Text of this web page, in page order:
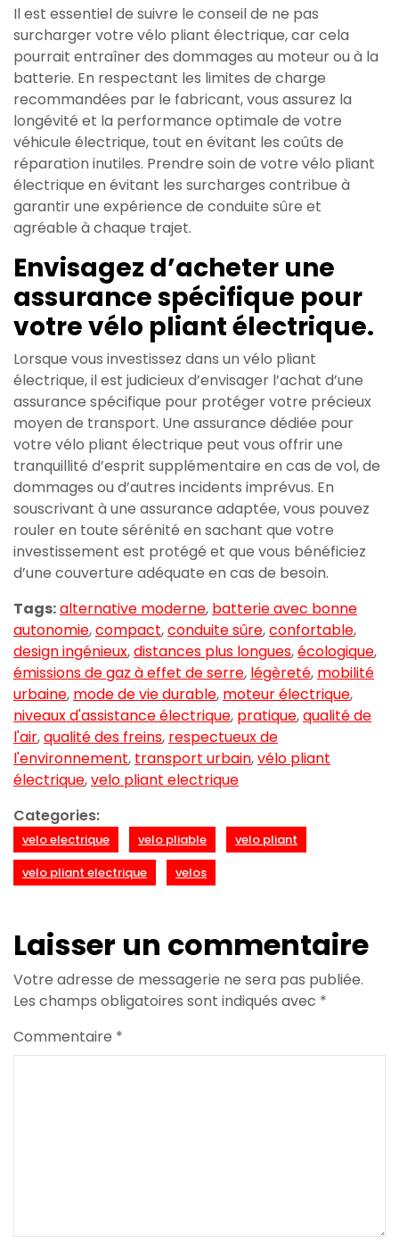
Il est essentiel de suivre le conseil de ne pas
surcharger votre vélo pliant électrique, car cela
pourrait entraîner des dommages au moteur ou à la
batterie. En respectant les limites de charge
recommandées par le fabricant, vous assurez la
longévité et la performance optimale de votre
véhicule électrique, tout en évitant les coûts de
réparation inutiles. Prendre soin de votre vélo pliant
électrique en évitant les surcharges contribue à
garantir une expérience de conduite sûre et
agréable à chaque trajet.
Envisagez d’acheter une
assurance spécifique pour
votre vélo pliant électrique.
Lorsque vous investissez dans un vélo pliant
électrique, il est judicieux d’envisager l’achat d’une
assurance spécifique pour protéger votre précieux
moyen de transport. Une assurance dédiée pour
votre vélo pliant électrique peut vous offrir une
tranquillité d’esprit supplémentaire en cas de vol, de
dommages ou d’autres incidents imprévus. En
souscrivant à une assurance adaptée, vous pouvez
rouler en toute sérénité en sachant que votre
investissement est protégé et que vous bénéficiez
d’une couverture adéquate en cas de besoin.
Tags:alternative moderne, batterie avec bonne
autonomie,compact,conduite sûre,confortable,
design ingénieux,distances plus longues,écologique,
émissions de gaz à effet de serre, légèreté, mobilité
urbaine, mode de vie durable, moteur électrique,
niveaux d'assistance électrique, pratique,qualité de
l'air,qualité des freins, respectueux de
l'environnement, transport urbain,vélo pliant
électrique,velo pliant electrique
Categories:
velo electrique velo pliable
velo pliant
velo pliant electrique
velos
Laisser un commentaire
Votre adresse de messagerie ne sera pas publiée.
Les champs obligatoires sont indiqués avec *
Commentaire *